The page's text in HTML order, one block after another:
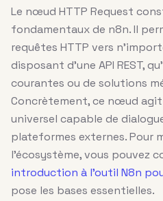
Le nœud HTTP Request
fondamentaux de n8n. Il
requêtes HTTP vers
disposant d’une API REST,
courantes ou de solutions
Concrètement, ce nœud agit
universel capable de
plateformes externes. Pour
l’écosystème, vous pouvez
introduction à l’outil N8n
pose les bases essentielles.